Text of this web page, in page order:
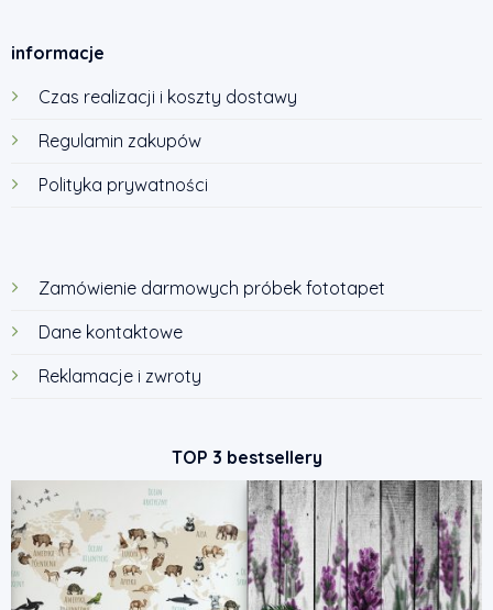
informacje
Czas realizacji i koszty dostawy
Regulamin zakupów
Polityka prywatności
Zamówienie darmowych próbek fototapet
Dane kontaktowe
Reklamacje i zwroty
TOP 3 bestsellery